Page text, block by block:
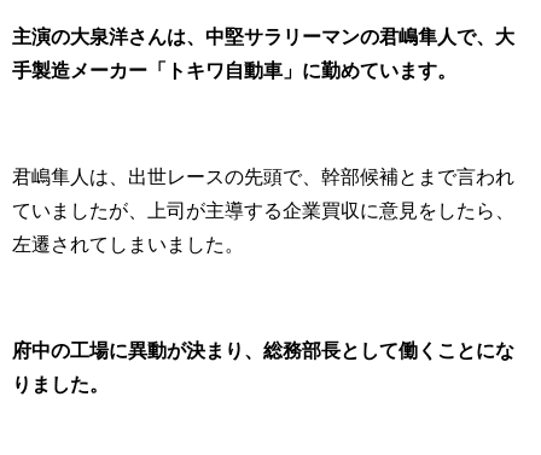
主演の大泉洋さんは、中堅サラリーマンの君嶋隼人で、大
手製造メーカー「トキワ自動車」に勤めています。
君嶋隼人は、出世レースの先頭で、幹部候補とまで言われ
ていましたが、上司が主導する企業買収に意見をしたら、
左遷されてしまいました。
府中の工場に異動が決まり、総務部長として働くことにな
りました。